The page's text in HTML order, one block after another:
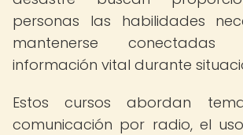
personas las habilidades
mantenerse
información vital durante
Estos cursos abordan
comunicación por radio, el